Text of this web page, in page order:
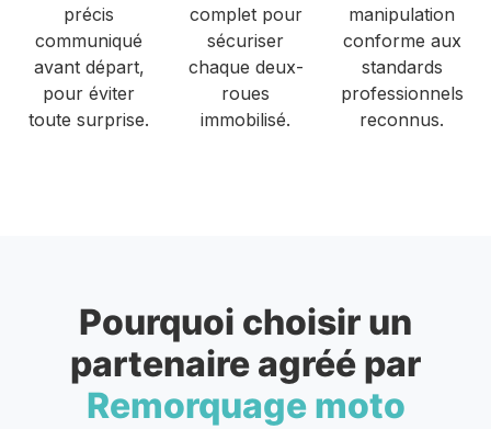
précis
communiqué
avant départ,
pour éviter
toute surprise.
complet pour
sécuriser
chaque deux-
roues
immobilisé.
manipulation
conforme aux
standards
professionnels
reconnus.
Pourquoi choisir un
partenaire agréé par
Remorquage moto